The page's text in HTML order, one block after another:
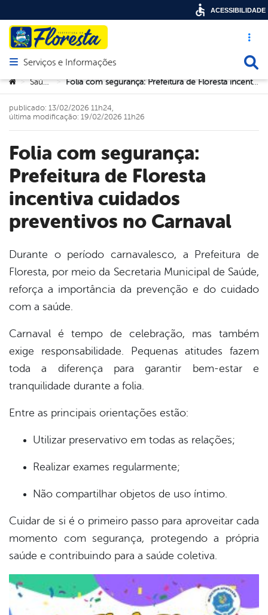
Acesso
Abrir menu principal de navegação
Serviços e Informações
Você está aqui:
> Saúde > Folia com segurança: Prefeitura de Floresta incentiva cuidados preventivos no Carnaval
Folia com segurança:
Prefeitura de Floresta
incentiva cuidados
preventivos no Carnaval
publicado: 13/02/2026 11h24,
última modificação: 19/02/2026 11h26
Durante o período carnavalesco, a
Prefeitura de
Floresta, por meio da Secretaria Municipal de Saúde,
reforça a importância da prevenção e do cuidado
com a saúde.
Carnaval é tempo de celebração, mas também
exige responsabilidade. Pequenas atitudes fazem
toda a diferença para garantir bem-estar e
tranquilidade durante a folia.
Entre as principais orientações estão:
Utilizar preservativo em todas as relações;
Realizar exames regularmente;
Não compartilhar objetos de uso íntimo.
Cuidar de si é o primeiro passo para aproveitar cada
momento com segurança, protegendo a própria
saúde e contribuindo para a saúde coletiva.
ACESSIBILIDADE